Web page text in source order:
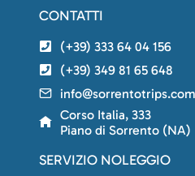
CONTATTI
(+39) 333 64 04 156
(+39) 349 81 65 648
info@sorrentotrips.com
Corso Italia, 333
Piano di Sorrento (NA)
SERVIZIO NOLEGGIO